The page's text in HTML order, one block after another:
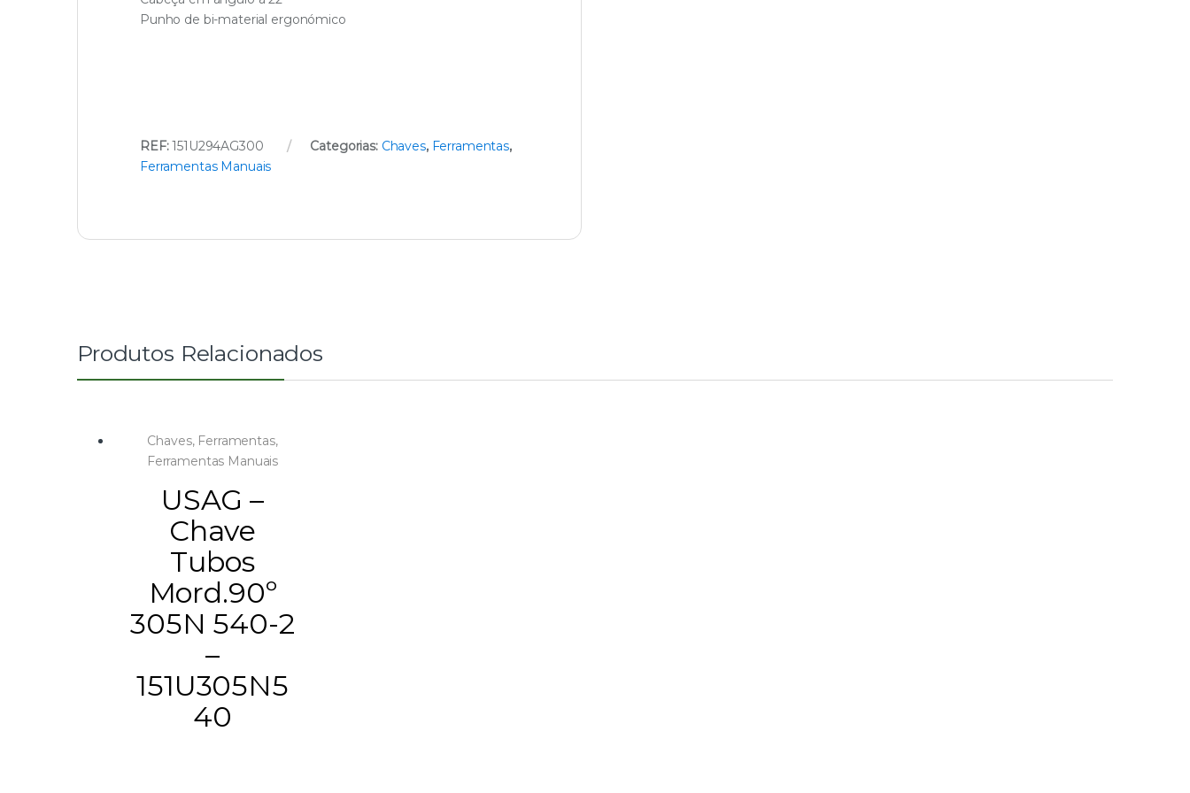
Punho de bi-material ergonómico
REF:151U294AG300 Categorias: Chaves, Ferramentas,
Ferramentas Manuais
Produtos Relacionados
Chaves, Ferramentas,
Ferramentas Manuais
USAG –
Chave
Tubos
Mord.90º
305N 540-2
–
151U305N5
40